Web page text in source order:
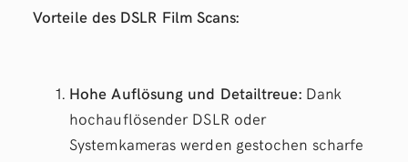
Vorteile des DSLR Film Scans:
Hohe Auflösung und Detailtreue:Dank
hochauflösender DSLR oder
Systemkameras werden gestochen scharfe